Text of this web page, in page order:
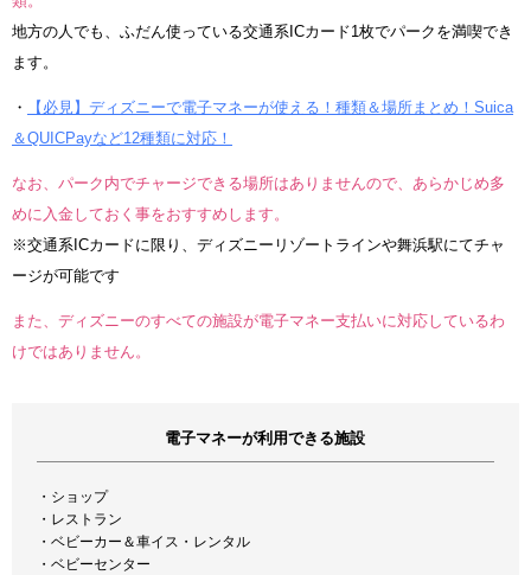
地方の人でも、ふだん使っている交通系ICカード1枚でパークを満喫でき
ます。
・
【必見】ディズニーで電子マネーが使える！種類＆場所まとめ！Suica
＆QUICPayなど12種類に対応！
なお、パーク内でチャージできる場所はありませんので、あらかじめ多
めに入金しておく事をおすすめします。
※交通系ICカードに限り、ディズニーリゾートラインや舞浜駅にてチャ
ージが可能です
また、ディズニーのすべての施設が電子マネー支払いに対応しているわ
けではありません。
電子マネーが利用できる施設
・ショップ
・レストラン
・ベビーカー＆車イス・レンタル
・ベビーセンター